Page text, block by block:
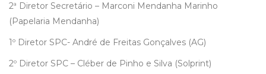
2ª Diretor Secretário – Marconi Mendanha Marinho
(Papelaria Mendanha)
1º Diretor SPC- André de Freitas Gonçalves (AG)
2º Diretor SPC – Cléber de Pinho e Silva (Solprint)